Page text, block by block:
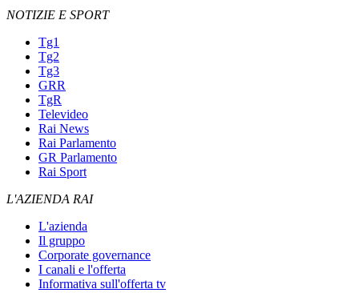
NOTIZIE E SPORT
Tg1
Tg2
Tg3
GRR
TgR
Televideo
Rai News
Rai Parlamento
GR Parlamento
Rai Sport
L'AZIENDA RAI
L'azienda
Il gruppo
Corporate governance
I canali e l'offerta
Informativa sull'offerta tv